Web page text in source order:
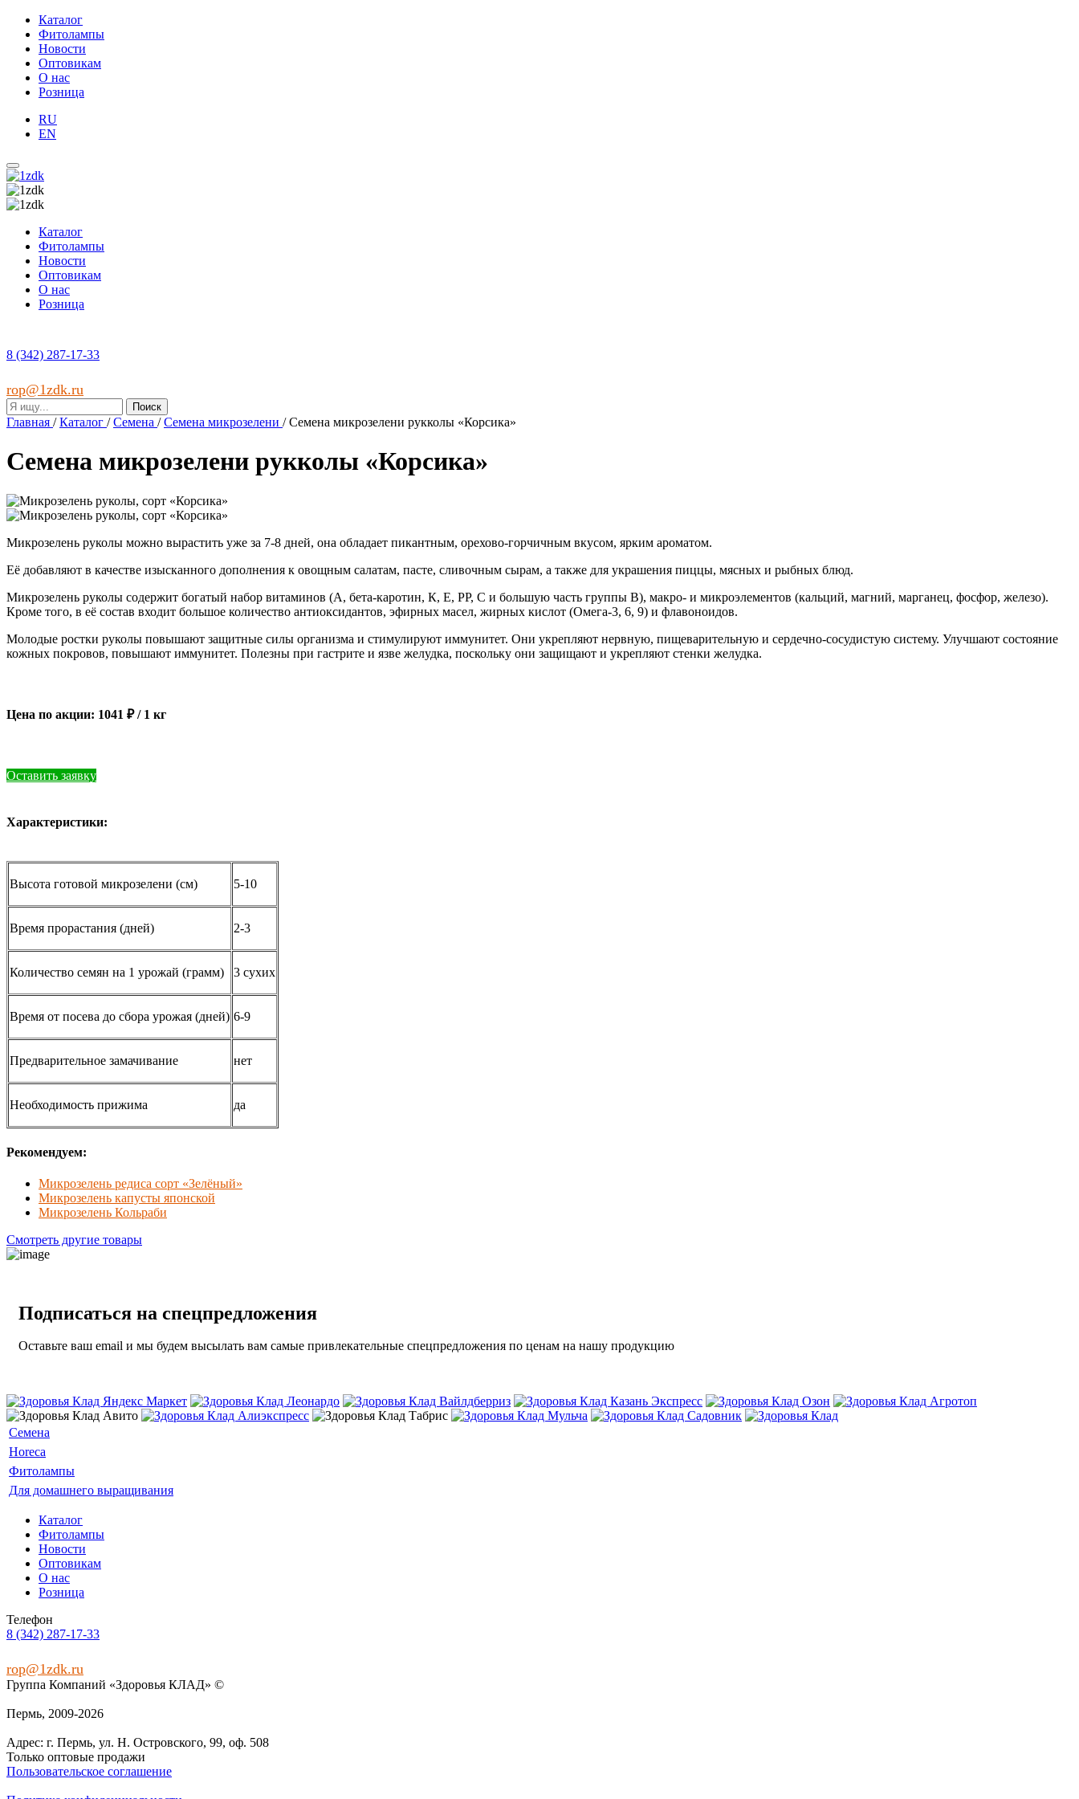
Каталог
Фитолампы
Новости
Оптовикам
О нас
Розница
RU
EN
Каталог
Фитолампы
Новости
Оптовикам
О нас
Розница
8 (342) 287-17-33
rop@1zdk.ru
Главная /Каталог /Семена /Семена микрозелени /Семена микрозелени рукколы «Корсика»
Семена микрозелени рукколы «Корсика»
Микрозелень руколы можно вырастить уже за 7-8 дней, она обладает пикантным, орехово-горчичным вкусом, ярким ароматом.
Её добавляют в качестве изысканного дополнения к овощным салатам, пасте, сливочным сырам, а также для украшения пиццы, мясных и рыбных блюд.
Микрозелень руколы содержит богатый набор витаминов (А, бета-каротин, К, Е, РР, С и большую часть группы B), макро- и микроэлементов (кальций, магний, марганец, фосфор, железо).
Кроме того, в её состав входит большое количество антиоксидантов, эфирных масел, жирных кислот (Омега-3, 6, 9) и флавоноидов.
Молодые ростки руколы повышают защитные силы организма и стимулируют иммунитет. Они укрепляют нервную, пищеварительную и сердечно-сосудистую систему. Улучшают состояние
кожных покровов, повышают иммунитет. Полезны при гастрите и язве желудка, поскольку они защищают и укрепляют стенки желудка.
Цена по акции: 1041 ₽ / 1 кг
Оставить заявку
Характеристики:
Высота готовой микрозелени (см) 5-10
Время прорастания (дней) 2-3
Количество семян на 1 урожай (грамм) 3 сухих
Время от посева до сбора урожая (дней) 6-9
Предварительное замачивание нет
Необходимость прижима да
Рекомендуем:
Микрозелень редиса сорт «Зелёный»
Микрозелень капусты японской
Микрозелень Кольраби
Смотреть другие товары
Подписаться на спецпредложения
Оставьте ваш email и мы будем высылать вам самые привлекательные спецпредложения по ценам на нашу продукцию
Семена
Horeca
Фитолампы
Для домашнего выращивания
Каталог
Фитолампы
Новости
Оптовикам
О нас
Розница
Телефон
8 (342) 287-17-33
rop@1zdk.ru
Группа Компаний «Здоровья КЛАД» ©
Пермь, 2009‑2026
Адрес: г. Пермь, ул. Н. Островского, 99, оф. 508
Только оптовые продажи
Пользовательское соглашение